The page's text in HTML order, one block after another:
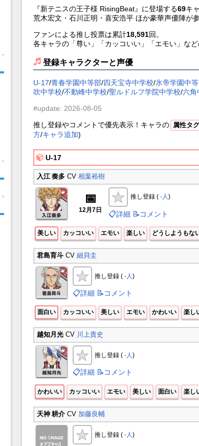
↑
↑
↑
『新テニスの王子様 RisingBeat』に登場する69キ
荒木宏文・石川正明・喜安浩平 ほか豪華声優陣が参
ファンによる推し投票は累計18,591回。
各キャラの「尊い」「カッコいい」「エモい」など
登録キャラクターと声優
U-17/青春学園中等部/四天宝寺中学校/氷帝学園中
吹中学校/不動峰中学校/聖ルドルフ学院中学校/六角
#update: 2026-08-05
推し登録やコメントで優先表示！キャラの 属性タ
方/キャラ追加)
U-17
入江 奏多CV 相葉裕樹
📅
12月7日
推し登録 ( -人)
📋詳細 📝コメント
美しい カッコいい エモい 楽しい どうしようもな
君島育斗CV 細貝圭
推し登録 ( -人 )
📋詳細 📝コメント
面白い カッコいい 美しい エモい かわいい 楽し
越知月光CV 川上貴史
推し登録 ( -人)
📋詳細 📝コメント
かわいい カッコいい エモい 美しい 面白い 楽し
天神 耕介CV 加藤良輔
推し登録 ( -人 )